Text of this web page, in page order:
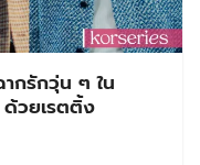
กรักวุ่น ๆ ใน
วยเรตติ้ง